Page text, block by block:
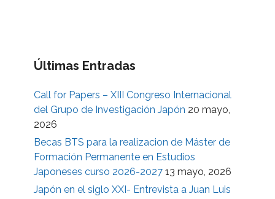
Últimas Entradas
Call for Papers – XIII Congreso Internacional
del Grupo de Investigación Japón 20 mayo,
2026
Becas BTS para la realizacion de Máster de
Formación Permanente en Estudios
Japoneses curso 2026-2027 13 mayo, 2026
Japón en el siglo XXI- Entrevista a Juan Luis